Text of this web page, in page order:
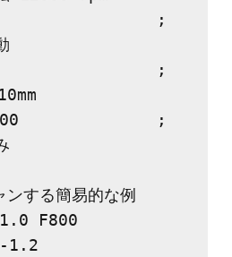
;
;
;
する簡易的な例
F800
1.2